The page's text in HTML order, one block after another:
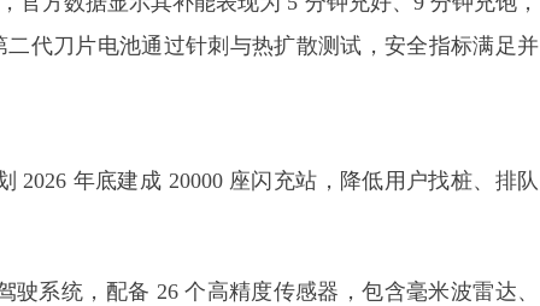
代刀片电池通过针刺与热扩散测试，安全指标满足并
2026 年底建成 20000 座闪充站，降低用户找桩、排队
系统，配备 26 个高精度传感器，包含毫米波雷达、